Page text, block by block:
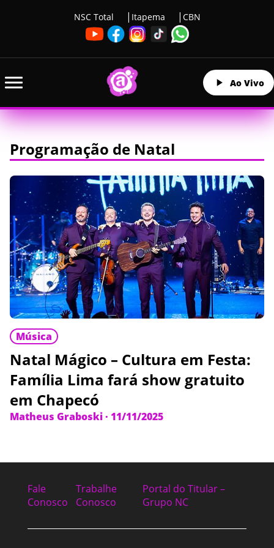
NSC Total Itapema CBN
Ao Vivo
Programação de Natal
Música
Natal Mágico – Cultura em Festa:
Família Lima fará show gratuito
em Chapecó
Matheus Graboski· 11/11/2025
Fale
Conosco
Trabalhe
Conosco
Portal do Titular –
Grupo NC